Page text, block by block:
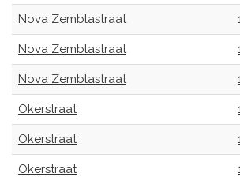
Nova Zemblastraat
Nova Zemblastraat
Nova Zemblastraat
Okerstraat
Okerstraat
Okerstraat